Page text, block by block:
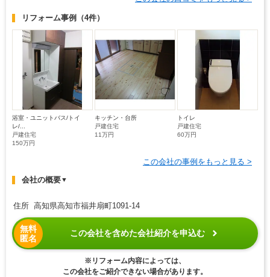
リフォーム事例 （4件）
浴室・ユニットバス/トイ
レ/...
戸建住宅
150万円
キッチン・台所
戸建住宅
11万円
トイレ
戸建住宅
60万円
この会社の事例をもっと見る >
会社の概要▼
住所 高知県高知市福井扇町1091-14
無料
匿名
この会社を含めた会社紹介を申込む
※リフォーム内容によっては、
この会社をご紹介できない場合があります。